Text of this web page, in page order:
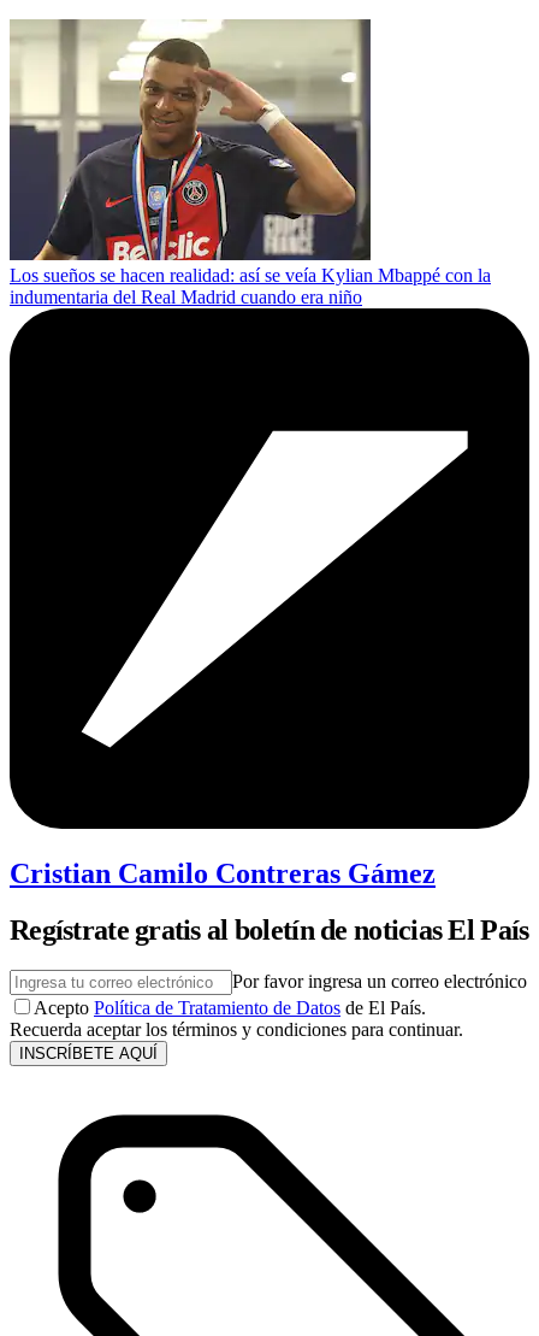
Los sueños se hacen realidad: así se veía Kylian Mbappé con la
indumentaria del Real Madrid cuando era niño
Cristian Camilo Contreras Gámez
Regístrate gratis al boletín de noticias El País
Por favor ingresa un correo electrónico
Acepto Política de Tratamiento de Datos de El País.
Recuerda aceptar los términos y condiciones para continuar.
INSCRÍBETE AQUÍ